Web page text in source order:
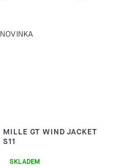
NOVINKA
MILLE GT WIND JACKET
S11
SKLADEM